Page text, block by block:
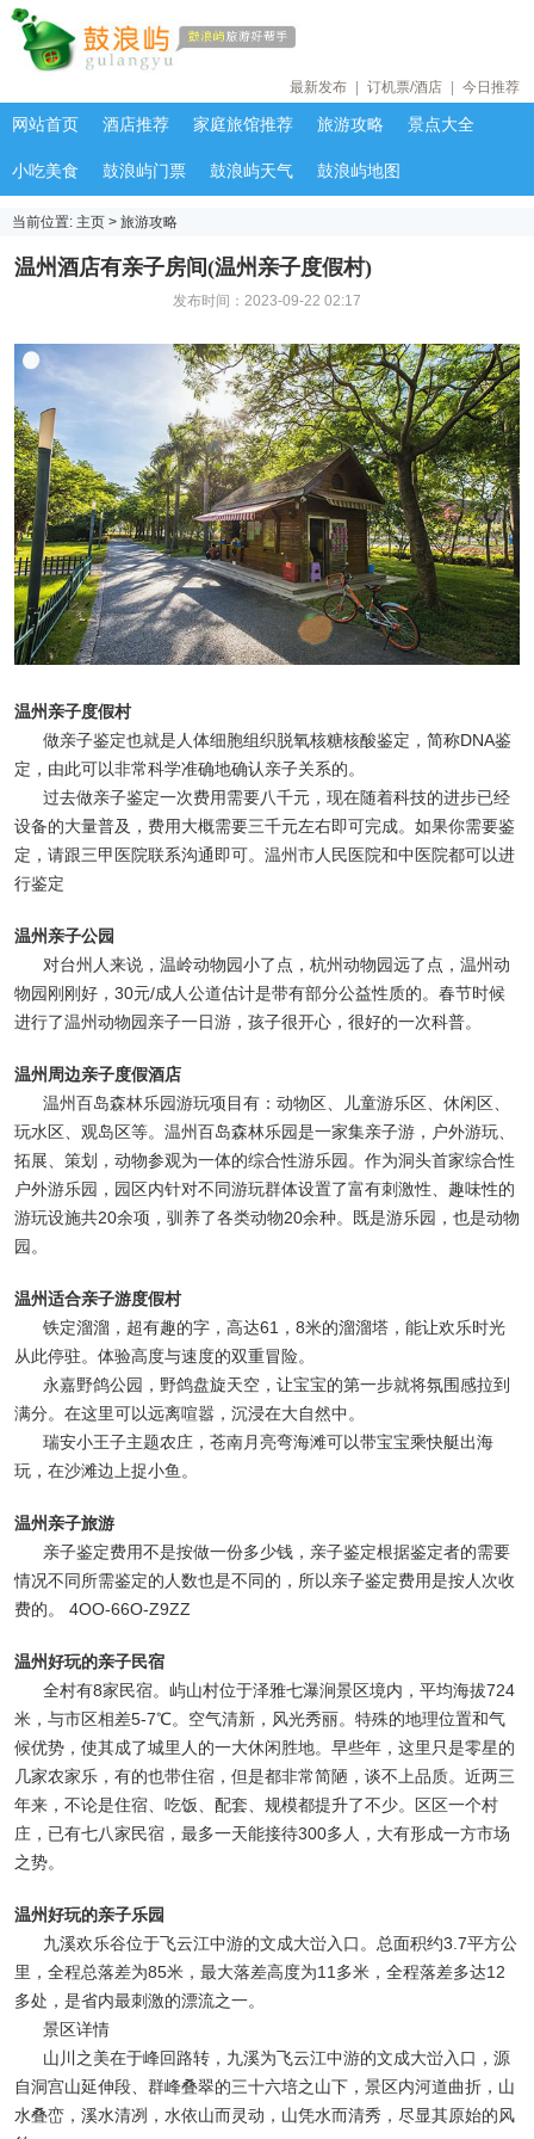
最新发布 订机票/酒店 今日推荐
网站首页 酒店推荐 家庭旅馆推荐 旅游攻略 景点大全
小吃美食 鼓浪屿门票 鼓浪屿天气 鼓浪屿地图
当前位置: 主页 > 旅游攻略
温州酒店有亲子房间(温州亲子度假村)
发布时间：2023-09-22 02:17
温州亲子度假村
做亲子鉴定也就是人体细胞组织脱氧核糖核酸鉴定，简称DNA鉴
定，由此可以非常科学准确地确认亲子关系的。
过去做亲子鉴定一次费用需要八千元，现在随着科技的进步已经
设备的大量普及，费用大概需要三千元左右即可完成。如果你需要鉴
定，请跟三甲医院联系沟通即可。温州市人民医院和中医院都可以进
行鉴定
温州亲子公园
对台州人来说，温岭动物园小了点，杭州动物园远了点，温州动
物园刚刚好，30元/成人公道估计是带有部分公益性质的。春节时候
进行了温州动物园亲子一日游，孩子很开心，很好的一次科普。
温州周边亲子度假酒店
温州百岛森林乐园游玩项目有：动物区、儿童游乐区、休闲区、
玩水区、观岛区等。温州百岛森林乐园是一家集亲子游，户外游玩、
拓展、策划，动物参观为一体的综合性游乐园。作为洞头首家综合性
户外游乐园，园区内针对不同游玩群体设置了富有刺激性、趣味性的
游玩设施共20余项，驯养了各类动物20余种。既是游乐园，也是动物
园。
温州适合亲子游度假村
铁定溜溜，超有趣的字，高达61，8米的溜溜塔，能让欢乐时光
从此停驻。体验高度与速度的双重冒险。
永嘉野鸽公园，野鸽盘旋天空，让宝宝的第一步就将氛围感拉到
满分。在这里可以远离喧嚣，沉浸在大自然中。
瑞安小王子主题农庄，苍南月亮弯海滩可以带宝宝乘快艇出海
玩，在沙滩边上捉小鱼。
温州亲子旅游
亲子鉴定费用不是按做一份多少钱，亲子鉴定根据鉴定者的需要
情况不同所需鉴定的人数也是不同的，所以亲子鉴定费用是按人次收
费的。 4OO-66O-Z9ZZ
温州好玩的亲子民宿
全村有8家民宿。屿山村位于泽雅七瀑涧景区境内，平均海拔724
米，与市区相差5-7℃。空气清新，风光秀丽。特殊的地理位置和气
候优势，使其成了城里人的一大休闲胜地。早些年，这里只是零星的
几家农家乐，有的也带住宿，但是都非常简陋，谈不上品质。近两三
年来，不论是住宿、吃饭、配套、规模都提升了不少。区区一个村
庄，已有七八家民宿，最多一天能接待300多人，大有形成一方市场
之势。
温州好玩的亲子乐园
九溪欢乐谷位于飞云江中游的文成大峃入口。总面积约3.7平方公
里，全程总落差为85米，最大落差高度为11多米，全程落差多达12
多处，是省内最刺激的漂流之一。
景区详情
山川之美在于峰回路转，九溪为飞云江中游的文成大峃入口，源
自洞宫山延伸段、群峰叠翠的三十六培之山下，景区内河道曲折，山
水叠峦，溪水清冽，水依山而灵动，山凭水而清秀，尽显其原始的风